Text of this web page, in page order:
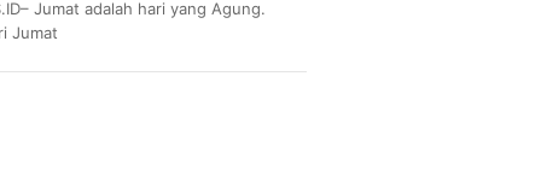
Jumat adalah hari yang Agung.
Jumat